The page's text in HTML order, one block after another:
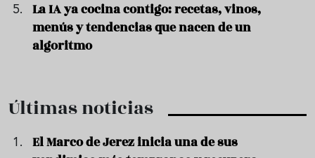
La IA ya cocina contigo: recetas, vinos,
menús y tendencias que nacen de un
algoritmo
Últimas noticias
El Marco de Jerez inicia una de sus